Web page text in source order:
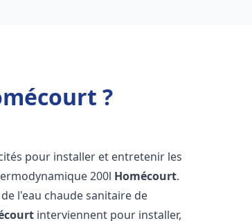
?
pour installer et entretenir les
200l Homécourt.
l'eau chaude sanitaire de
interviennent pour installer,